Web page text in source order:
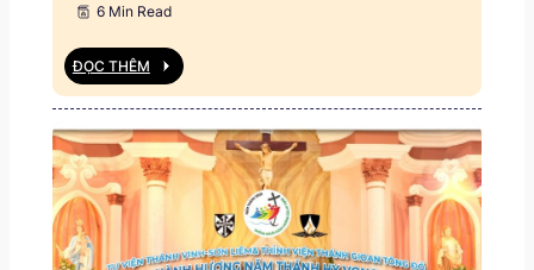
6 Min Read
ĐỌC THÊM